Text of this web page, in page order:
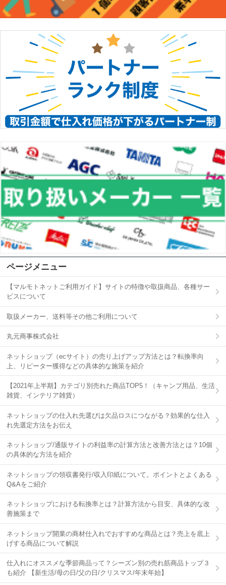
ページメニュー
【マルモトネットご利用ガイド】サイトの特徴や取扱商品、各種サー
ビスについて
取扱メーカー、送料等その他ご利用について
丸元商事株式会社
ネットショップ（ecサイト）の売り上げアップ方法とは？転換率向
上、リピーター獲得などの具体的な施策を紹介
【2021年上半期】カテゴリ別売れた商品TOP5！（キャンプ用品、生活
雑貨、インテリア雑貨）
ネットショップの仕入れ先選びは欠品ロスにつながる？効果的な仕入
れ先選定方法をお伝え
ネットショップ/通販サイトの利益率の計算方法と改善方法とは？10個
の具体的な方法を紹介
ネットショップの領収書発行/収入印紙について。ポイントとよくある
Q&Aをご紹介
ネットショップにおける転換率とは？計算方法から目安、具体的な改
善施策まで
ネットショップ開業の商材仕入れでおすすめな商品とは？売上を底上
げする商品について解説
仕入れにオススメな季節商品って？シーズン別の売れ筋商品トップ３
も紹介 【新生活/母の日/父の日/クリスマス/年末年始】